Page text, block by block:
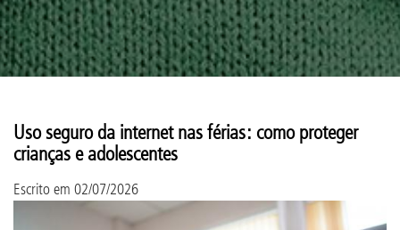
Uso seguro da internet nas férias: como proteger
crianças e adolescentes
Escrito em 02/07/2026